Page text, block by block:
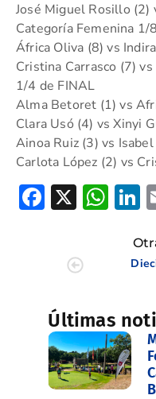
José Miguel Rosillo (2)
Categoría Femenina 1/8
África Oliva (8) vs
Cristina Carrasco (7)
1/4 de FINAL
Alma Betoret (1) vs
Clara Usó (4) vs Xinyi
Ainoa Ruiz (3) vs
Carlota López (2) vs
Facebook
X
Últimas